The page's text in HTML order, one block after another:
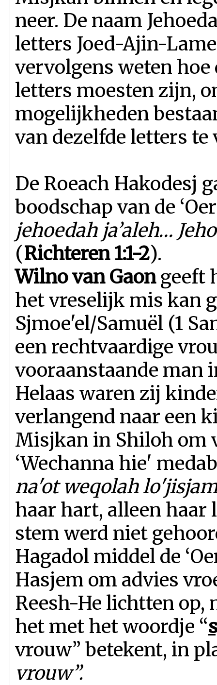
neer. De naam
letters Joed-Ajin-
vervolgens weten
letters moesten zijn,
mogelijkheden
van dezelfde letters te
De Roeach Hakodesj
boodschap van de
jehoedah ja’aleh…
(Richteren 1:1-2).
Wilno van Gaongeeft
het vreselijk mis kan
Sjmoe'el/Samuël (1
een rechtvaardige
vooraanstaande man
Helaas waren zij
verlangend naar een
Misjkan in Shiloh om
‘Wechanna hie'
na'ot weqolah
haar hart, alleen haar
stem werd niet
Hagadol middel de
Hasjem om advies
Reesh-He lichtten
het met het woordje “
vrouw” betekent, in
vrouw”.